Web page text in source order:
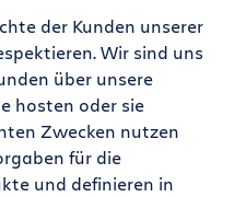
der Kunden unserer
Wir sind uns
über unsere
hosten oder sie
Zwecken nutzen
für die
und definieren in